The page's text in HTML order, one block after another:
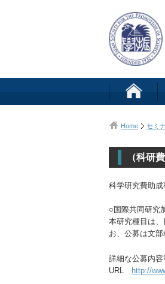
Home セミ
（科研
科学研究費助
○国際共同研
本研究種目は
お、公募は文部
詳細な公募内容
URL
http://